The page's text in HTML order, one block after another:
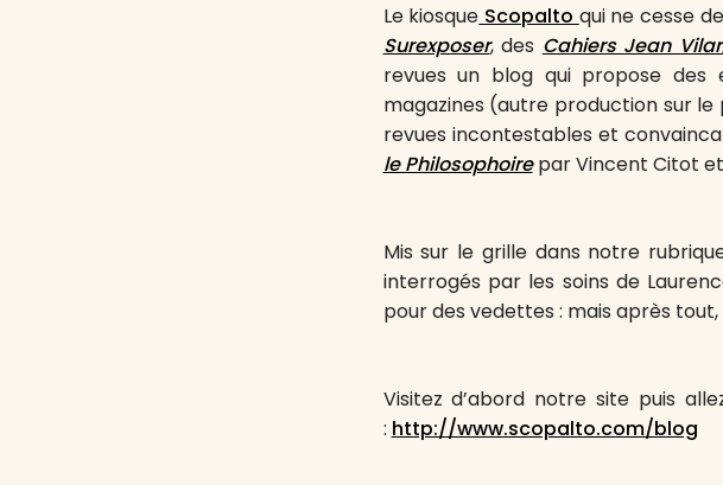
Le kiosque Scopalto qui ne cesse
Surexposer, des Cahiers Jean Vilar
revues un blog qui propose
magazines (autre production sur
revues incontestables et
le Philosophoire par Vincent Citot et
Mis sur le grille dans notre
interrogés par les soins de
pour des vedettes : mais après
Visitez d’abord notre site puis
: http://www.scopalto.com/blog